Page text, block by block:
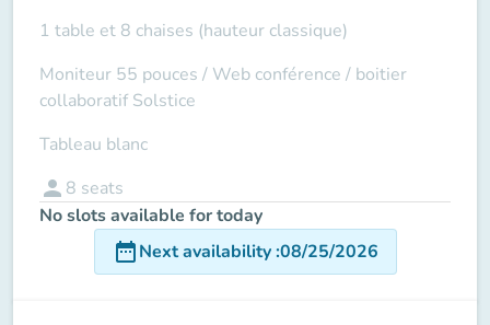
1 table et 8 chaises (hauteur classique)
Moniteur 55 pouces / Web conférence / boitier
collaboratif Solstice
Tableau blanc
person 8 seats
No slots available for today
date_rangeNext availability:08/25/2026